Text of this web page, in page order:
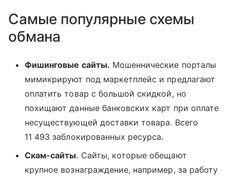
Самые популярные схемы
обмана
Фишинговые сайты. Мошеннические порталы
мимикрируют под маркетплейс и предлагают
оплатить товар с большой скидкой, но
похищают данные банковских карт при оплате
несуществующей доставки товара. Всего
11 493 заблокированных ресурса.
Скам-сайты. Сайты, которые обещают
крупное вознаграждение, например, за работу